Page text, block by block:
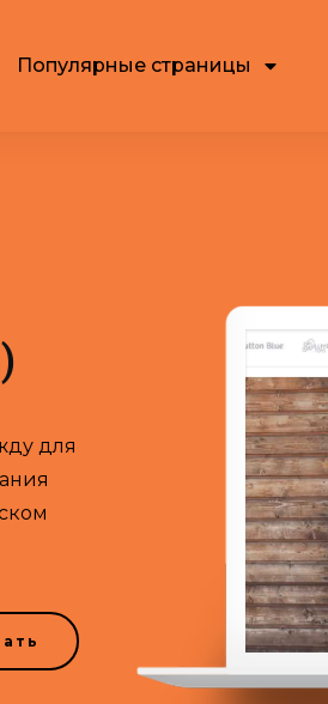
Популярные страницы
для